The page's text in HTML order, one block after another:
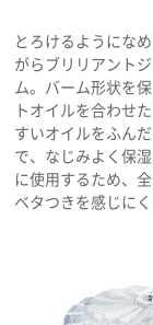
とろけるようにな
がらブリリアント
ム。バーム形状を
トオイルを合わせ
すいオイルをふん
で、なじみよく保
に使用するため、
ベタつきを感じに